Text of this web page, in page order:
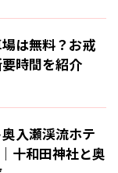
場は無料？お戒
時間を紹介
奥入瀬渓流ホテ
十和田神社と奥